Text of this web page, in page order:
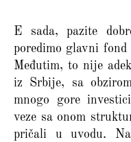
E sada, pazite
poredimo glavni
Međutim, to nije
iz Srbije, sa
mnogo gore
veze sa onom
pričali u uvodu.